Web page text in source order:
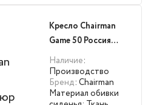
Кресло Chairman
Game 50 Россия
серый/синий велюр
Т53/Т82 пластик
черный
(CH7115872)
Наличие:
Производство
Бренд: Chairman
Материал обивки